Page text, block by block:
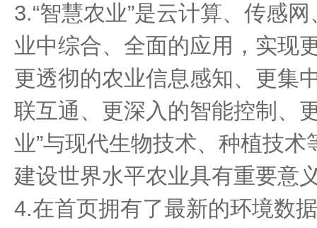
3.“智慧农业”是云计算、传感
业中综合、全面的应用，实现
更透彻的农业信息感知、更集
联互通、更深入的智能控制、
业”与现代生物技术、种植技
建设世界水平农业具有重要意
4.在首页拥有了最新的环境数